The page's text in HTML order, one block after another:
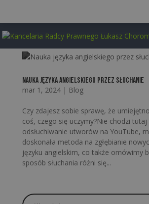
Nauka języka angielskiego przez słuchanie
mar 1, 2024| Blog
Czy zdajesz sobie sprawę, że
coś, czego się uczymy?Nie chodzi
odsłuchiwanie utworów na YouTube,
doskonała metoda na zgłębianie
języku angielskim, co także omówimy
sposób słuchania różni się...